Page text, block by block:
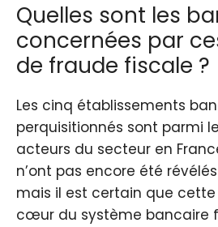
Quelles sont les
concernées par
de fraude fiscale ?
Les cinq établissements
perquisitionnés sont parmi
acteurs du secteur en
n’ont pas encore été
mais il est certain que
cœur du système bancaire